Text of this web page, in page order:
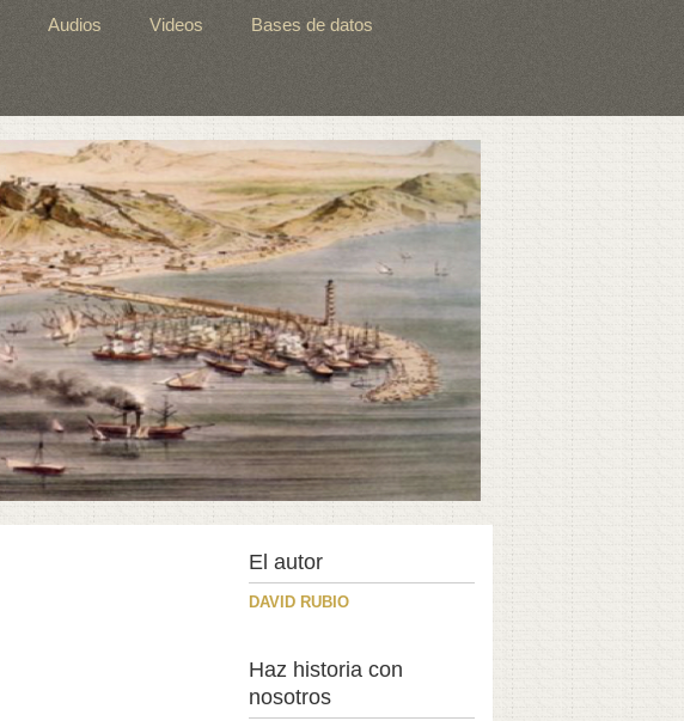
Audios Videos Bases de datos
El autor
DAVID RUBIO
Haz historia con
nosotros